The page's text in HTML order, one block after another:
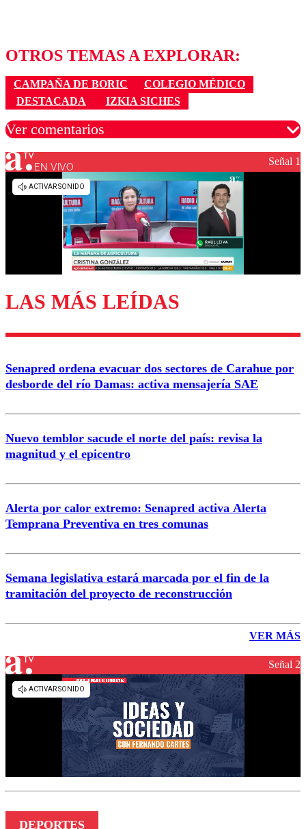
OTROS TEMAS A EXPLORAR:
CAMPAÑA DE BORIC
COLEGIO MÉDICO
DESTACADA
IZKIA SICHES
Ver comentarios
Los comentarios son moderados para garantizar un
diálogo respetuoso.
Enviar comentario
EN VIVO Señal 1
LAS MÁS LEÍDAS
Senapred ordena evacuar dos sectores de Carahue por
desborde del río Damas: activa mensajería SAE
Nuevo temblor sacude el norte del país: revisa la
magnitud y el epicentro
Alerta por calor extremo: Senapred activa Alerta
Temprana Preventiva en tres comunas
Semana legislativa estará marcada por el fin de la
tramitación del proyecto de reconstrucción
VER MÁS
Señal 2
DEPORTES